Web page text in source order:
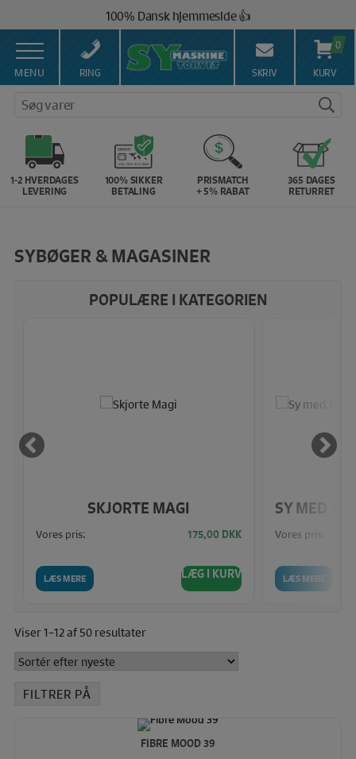
indholdet
100% Dansk hjemmeside 👍
Brug for hjælp? Ring på 43 44 45 15 ☎️
Vi matcher alle danske priser 💰
MENU RING SKRIV
0
KURV
Søg varer
1-2 HVERDAGES
LEVERING
100% SIKKER
BETALING
PRISMATCH
+ 5% RABAT
365 DAGES
RETURRET
SYBØGER & MAGASINER
POPULÆRE I KATEGORIEN
SKJORTE MAGI
Vores pris: 175,00 DKK
LÆS MERE LÆG I KURV
Vores pris:
LÆS MERE
Viser 1–12 af 50 resultaterSorteret
FILTRER PÅ
FIBRE MOOD 39